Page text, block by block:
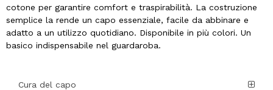
cotone per garantire comfort e traspirabilità. La costruzione
semplice la rende un capo essenziale, facile da abbinare e
adatto a un utilizzo quotidiano. Disponibile in più colori. Un
basico indispensabile nel guardaroba.
Cura del capo